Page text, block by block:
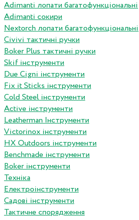
Adimanti лопати багатофункціональні
Adimanti сокири
Nextorch лопати багатофункціональні
Сivivi тактичні ручки
Boker Plus тактичні ручки
Skif інструменти
Due Cigni інструменти
Fix it Sticks інструменти
Сold Steel інструменти
Active інструменти
Leatherman Інструменти
Victorinox інструменти
HX Outdoors інструменти
Benchmade інструменти
Boker інструменти
Техніка
Електроінструменти
Садові інструменти
Тактичне спорядження